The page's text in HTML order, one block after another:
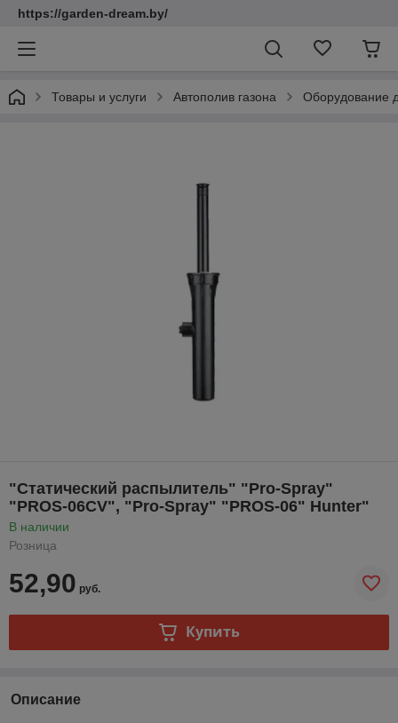
https://garden-dream.by/
Товары и услуги Автополив газона Оборудование
"Статический распылитель" "Pro-Spray"
"PROS-06CV", "Pro-Spray" "PROS-06" Hunter"
В наличии
Розница
52,90 руб.
Купить
Описание